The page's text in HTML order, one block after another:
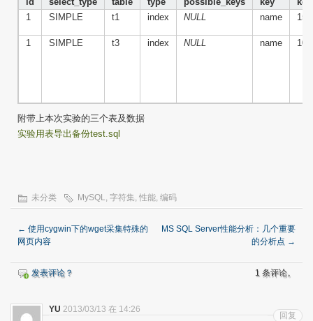
1
SIMPLE t1 index NULL name 152
1 SIMPLE t3 index NULL name 102
附带上本次实验的三个表及数据
实验用表导出备份test.sql
未分类 MySQL, 字符集, 性能, 编码
← 使用cygwin下的wget采集特殊的
网页内容
MS SQL Server性能分析：几个重要
的分析点 →
发表评论？ 1 条评论。
YU 2013/03/13 在 14:26
回复